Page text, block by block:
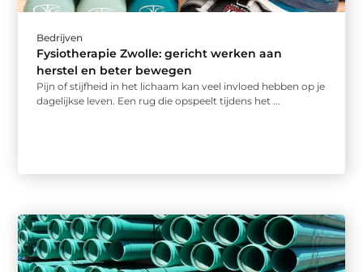
Bedrijven
Fysiotherapie Zwolle: gericht werken aan
herstel en beter bewegen
Pijn of stijfheid in het lichaam kan veel invloed hebben op je
dagelijkse leven. Een rug die opspeelt tijdens het ...